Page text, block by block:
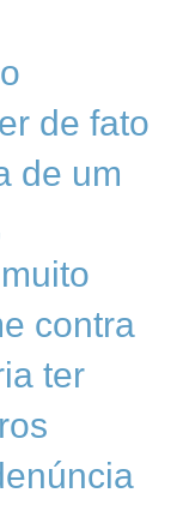
de fato
de um
contra
ter